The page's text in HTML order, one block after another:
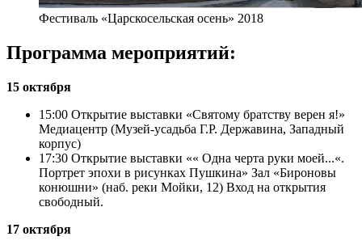
Фестиваль «Царскосельская осень» 2018
Программа мероприятий:
15 октября
15:00 Открытие выставки «Святому братству верен я!»
Медиацентр (Музей-усадьба Г.Р. Державина, Западный
корпус)
17:30 Открытие выставки «« Одна черта руки моей...«.
Портрет эпохи в рисунках Пушкина» Зал «Бироновы
конюшни» (наб. реки Мойки, 12) Вход на открытия
свободный.
17 октября